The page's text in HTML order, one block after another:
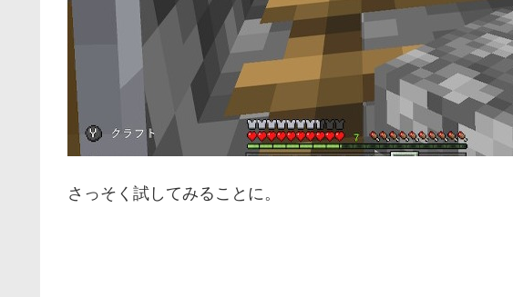
さっそく試してみることに。